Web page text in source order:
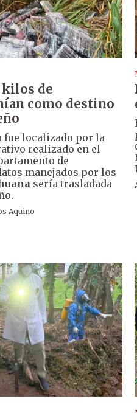
kilos de
como destino
fue localizado por la
realizado en el
de
manejados por los
sería trasladada
Aquino